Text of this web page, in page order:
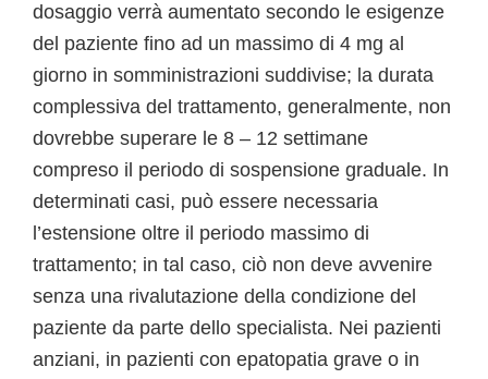
dosaggio verrà aumentato secondo le esigenze
del paziente fino ad un massimo di 4 mg al
giorno in somministrazioni suddivise; la durata
complessiva del trattamento, generalmente, non
dovrebbe superare le 8 – 12 settimane
compreso il periodo di sospensione graduale. In
determinati casi, può essere necessaria
l’estensione oltre il periodo massimo di
trattamento; in tal caso, ciò non deve avvenire
senza una rivalutazione della condizione del
paziente da parte dello specialista. Nei pazienti
anziani, in pazienti con epatopatia grave o in